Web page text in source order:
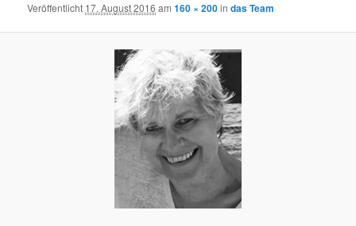
Veröffentlicht 17. August 2016 am160 × 200indas Team